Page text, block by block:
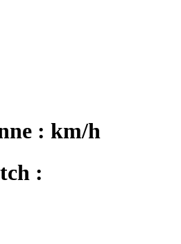
: km/h
: